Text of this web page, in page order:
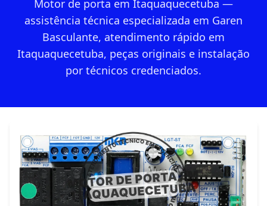
Motor de porta em Itaquaquecetuba —
assistência técnica especializada em Garen
Basculante, atendimento rápido em
Itaquaquecetuba, peças originais e instalação
por técnicos credenciados.